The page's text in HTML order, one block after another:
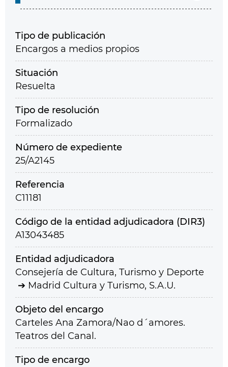
Tipo de publicación
Encargos a medios propios
Situación
Resuelta
Tipo de resolución
Formalizado
Número de expediente
25/A2145
Referencia
C11181
Código de la entidad adjudicadora (DIR3)
A13043485
Entidad adjudicadora
Consejería de Cultura, Turismo y Deporte
Madrid Cultura y Turismo, S.A.U.
Objeto del encargo
Carteles Ana Zamora/Nao d´amores.
Teatros del Canal.
Tipo de encargo